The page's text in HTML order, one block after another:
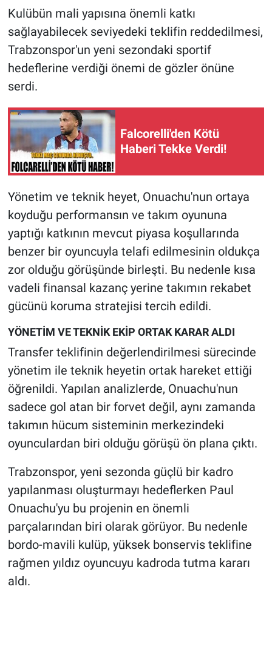
Kulübün mali yapısına önemli katkı
sağlayabilecek seviyedeki teklifin reddedilmesi,
Trabzonspor'un yeni sezondaki sportif
hedeflerine verdiği önemi de gözler önüne
serdi.
Falcorelli'den Kötü
Haberi Tekke Verdi!
Yönetim ve teknik heyet, Onuachu'nun ortaya
koyduğu performansın ve takım oyununa
yaptığı katkının mevcut piyasa koşullarında
benzer bir oyuncuyla telafi edilmesinin oldukça
zor olduğu görüşünde birleşti. Bu nedenle kısa
vadeli finansal kazanç yerine takımın rekabet
gücünü koruma stratejisi tercih edildi.
YÖNETİM VE TEKNİK EKİP ORTAK KARAR ALDI
Transfer teklifinin değerlendirilmesi sürecinde
yönetim ile teknik heyetin ortak hareket ettiği
öğrenildi. Yapılan analizlerde, Onuachu'nun
sadece gol atan bir forvet değil, aynı zamanda
takımın hücum sisteminin merkezindeki
oyunculardan biri olduğu görüşü ön plana çıktı.
Trabzonspor, yeni sezonda güçlü bir kadro
yapılanması oluşturmayı hedeflerken Paul
Onuachu'yu bu projenin en önemli
parçalarından biri olarak görüyor. Bu nedenle
bordo-mavili kulüp, yüksek bonservis teklifine
rağmen yıldız oyuncuyu kadroda tutma kararı
aldı.